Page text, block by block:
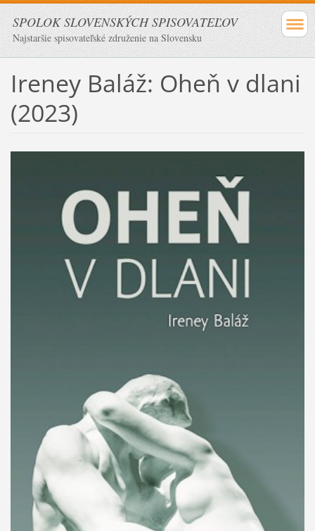
SPOLOK SLOVENSKÝCH SPISOVATEĽOV
Najstaršie spisovateľské združenie na Slovensku
Ireney Baláž: Oheň v dlani
(2023)